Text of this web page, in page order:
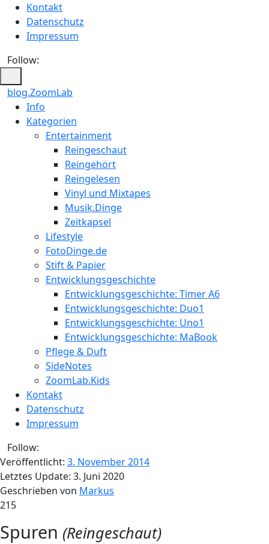
Kontakt
Datenschutz
Impressum
Follow:
blog.ZoomLab
Info
Kategorien
Entertainment
Reingeschaut
Reingehört
Reingelesen
Vinyl und Mixtapes
Musik.Dinge
Zeitkapsel
Lifestyle
FotoDinge.de
Stift & Papier
Entwicklungsgeschichte
Entwicklungsgeschichte: Timer A6
Entwicklungsgeschichte: Duo1
Entwicklungsgeschichte: Uno1
Entwicklungsgeschichte: MaBook
Pflege & Duft
SideNotes
ZoomLab.Kids
Kontakt
Datenschutz
Impressum
Follow:
Veröffentlicht: 3. November 2014
Letztes Update: 3. Juni 2020
Geschrieben von Markus
215
Spuren (Reingeschaut)